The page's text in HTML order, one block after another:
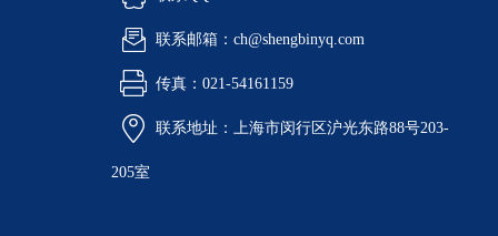
联系邮箱：ch@shengbinyq.com
传真：021-54161159
联系地址：上海市闵行区沪光东路88号203-
205室